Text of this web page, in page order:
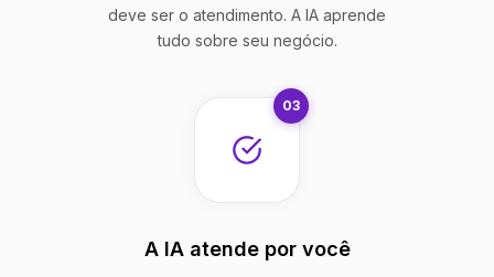
deve ser o atendimento. A IA aprende
tudo sobre seu negócio.
03
A IA atende por você